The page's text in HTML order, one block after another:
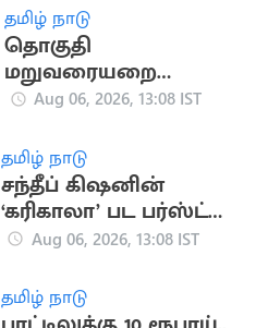
தமிழ் நாடு
தொகுதி
மறுவரையறை
விவகாரம்.. அனைத்து
விஜய் அழைப்பு
Aug 06, 2026, 13:08 IST
தமிழ் நாடு
சந்தீப் கிஷனின்
‘கரிகாலா’ பட பர்ஸ்ட்
லுக் வெளியீடு
Aug 06, 2026, 13:08 IST
தமிழ் நாடு